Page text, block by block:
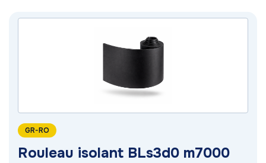
GR-RO
Rouleau isolant BLs3d0 m7000